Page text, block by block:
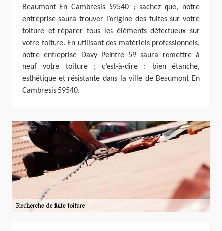
Beaumont En Cambresis 59540 ; sachez que, notre
entreprise saura trouver l’origine des fuites sur votre
toiture et réparer tous les éléments défectueux sur
votre toiture. En utilisant des matériels professionnels,
notre entreprise Davy Peintre 59 saura remettre à
neuf votre toiture ; c’est-à-dire : bien étanche,
esthétique et résistante dans la ville de Beaumont En
Cambresis 59540.